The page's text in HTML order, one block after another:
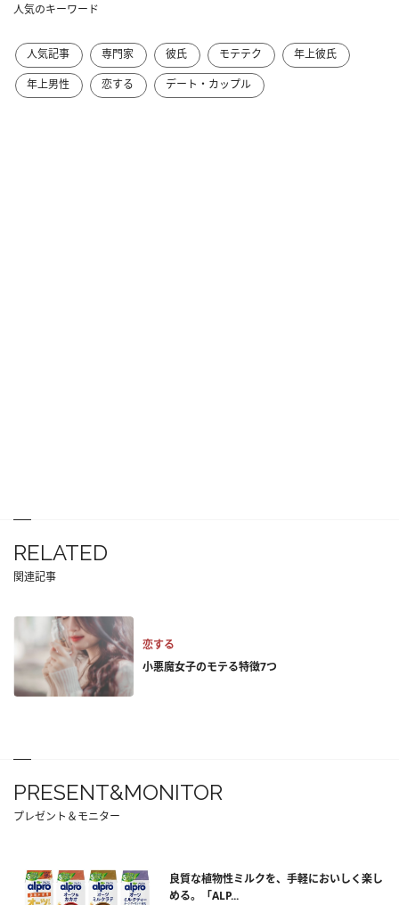
人気のキーワード
人気記事 専門家 彼氏 モテテク
年上彼氏
年上男性
恋する デート・カップル
RELATED
関連記事
恋する
小悪魔女子のモテる特徴7つ
PRESENT&MONITOR
プレゼント＆モニター
良質な植物性ミルクを、手軽においしく楽し
める。「ALP...